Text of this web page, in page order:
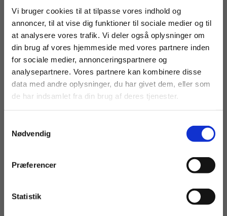
Vi bruger cookies til at tilpasse vores indhold og
annoncer, til at vise dig funktioner til sociale medier og til
at analysere vores trafik. Vi deler også oplysninger om
din brug af vores hjemmeside med vores partnere inden
for sociale medier, annonceringspartnere og
analysepartnere. Vores partnere kan kombinere disse
data med andre oplysninger, du har givet dem, eller som
de har indsamlet fra din brug af deres tjenester.
Nødvendig
Præferencer
Statistik
selvfølgelig ting at bruge skriveteknologi. Som
mangeårige ordblindelærere – blandt andet i EUD-
regi – ved vi, hvor store faglige tigerspring, der er
taget på området i de senere år. Ordblindhed
behøver ikke længere være en hindring for nogen.
Heller ikke på erhvervsuddannelserne.
FACEBOOK LINKEDIN
Fortsæt som:
For privatkunder og
studerende. Du får
vist priser inkl.
For institutioner og
virksomheder. Du
får vist priser ekskl.